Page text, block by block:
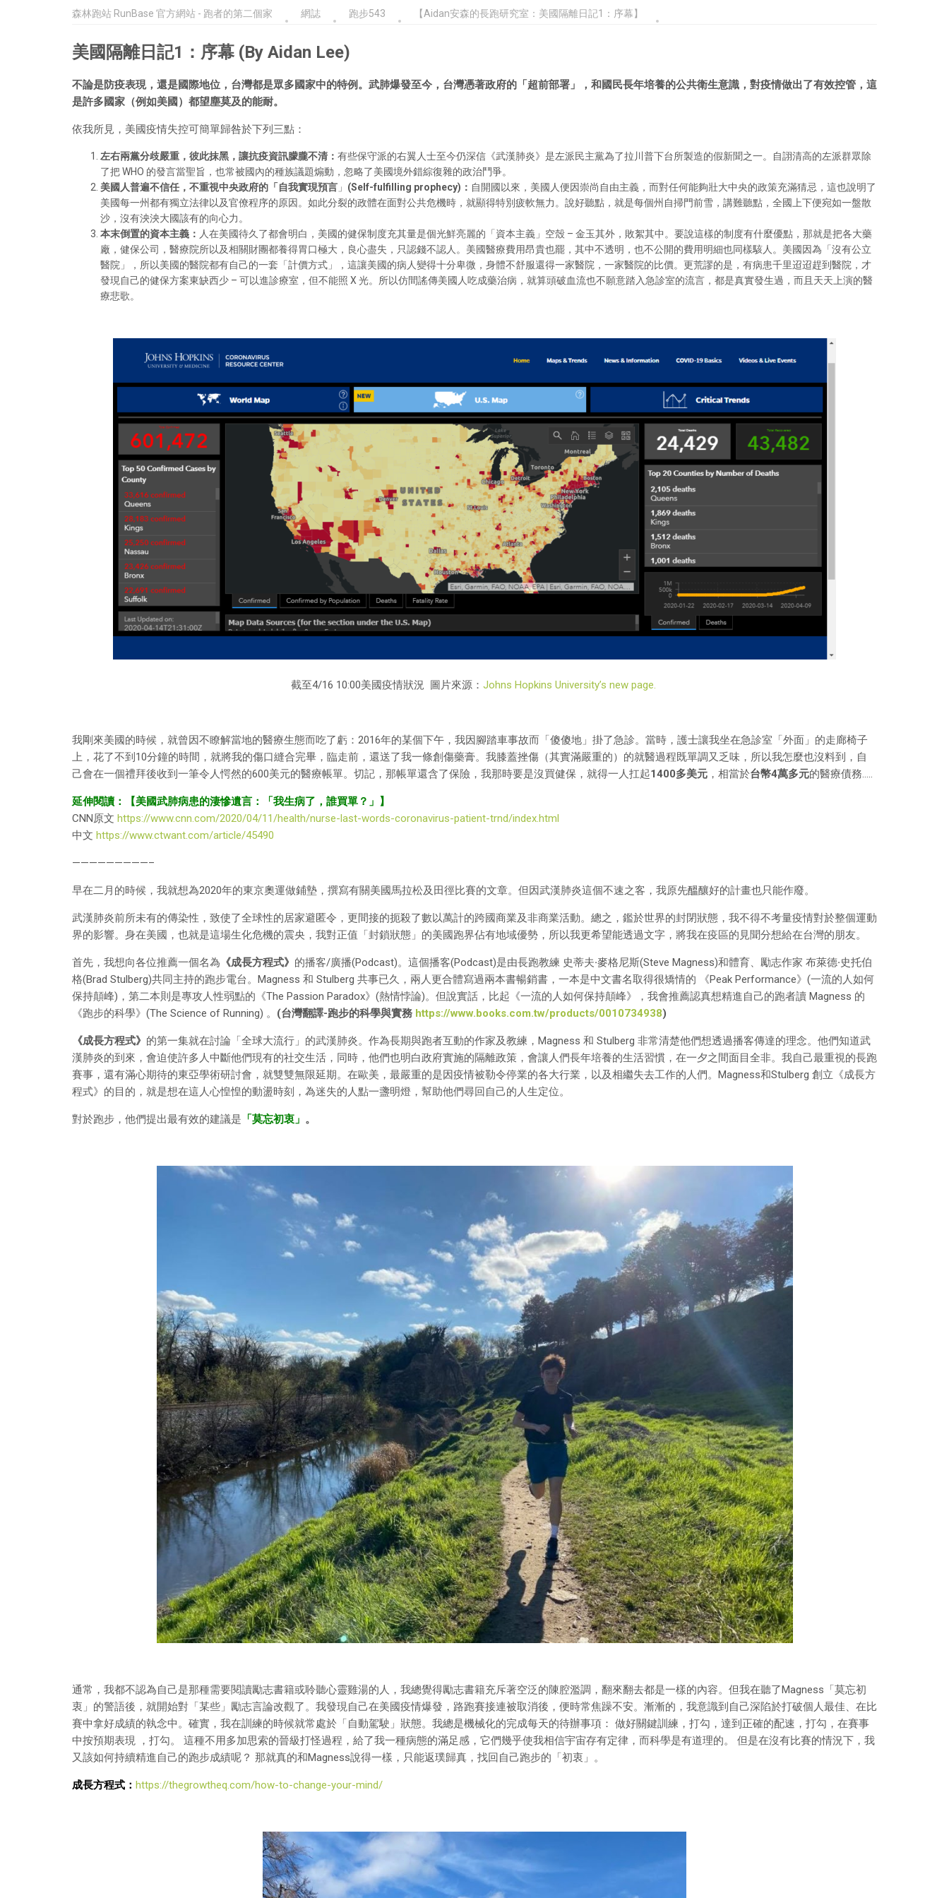
森林跑站 RunBase 官方網站 - 跑者的第二個家 網誌 跑步543 【Aidan安森的長跑研究室：美國隔離日記1：序幕】
美國隔離日記1：序幕 (By Aidan Lee)
不論是防疫表現，還是國際地位，台灣都是眾多國家中的特例。武肺爆發至今，台灣憑著政府的「超前部署」，和國民長年培養的公共衛生意識，對疫情做出了有效控管，這
是許多國家（例如美國）都望塵莫及的能耐。
依我所見，美國疫情失控可簡單歸咎於下列三點：
左右兩黨分歧嚴重，彼此抹黑，讓抗疫資訊朦朧不清： 有些保守派的右翼人士至今仍深信《武漢肺炎》是左派民主黨為了拉川普下台所製造的假新聞之一。自詡清高的左派群眾除
了把 WHO 的發言當聖旨，也常被國內的種族議題煽動，忽略了美國境外錯綜復雜的政治鬥爭。
美國人普遍不信任，不重視中央政府的「自我實現預言 」 (Self-fulfilling prophecy)： 自開國以來，美國人便因崇尚自由主義，而對任何能夠壯大中央的政策充滿猜忌，這也說明了
美國每一州都有獨立法律以及官僚程序的原因。如此分裂的政體在面對公共危機時，就顯得特別疲軟無力。說好聽點，就是每個州自掃門前雪，講難聽點，全國上下便宛如一盤散
沙，沒有泱泱大國該有的向心力。
本末倒置的資本主義： 人在美國待久了都會明白，美國的健保制度充其量是個光鮮亮麗的「資本主義」空殼 – 金玉其外，敗絮其中。要說這樣的制度有什麼優點，那就是把各大藥
廠，健保公司，醫療院所以及相關財團都養得胃口極大，良心盡失，只認錢不認人。美國醫療費用昂貴也罷，其中不透明，也不公開的費用明細也同樣駭人。美國因為「沒有公立
醫院」，所以美國的醫院都有自己的一套「計價方式」，這讓美國的病人變得十分卑微，身體不舒服還得一家醫院，一家醫院的比價。更荒謬的是，有病患千里迢迢趕到醫院，才
發現自己的健保方案東缺西少 – 可以進診療室，但不能照 X 光。所以仿間謠傳美國人吃成藥治病，就算頭破血流也不願意踏入急診室的流言，都是真實發生過，而且天天上演的醫
療悲歌。
截至4/16 10:00美國疫情狀況 圖片來源： Johns Hopkins University’s new page.
我剛來美國的時候，就曾因不瞭解當地的醫療生態而吃了虧：2016年的某個下午，我因腳踏車事故而「傻傻地」掛了急診。當時，護士讓我坐在急診室「外面」的走廊椅子
上，花了不到10分鐘的時間，就將我的傷口縫合完畢，臨走前，還送了我一條創傷藥膏。我膝蓋挫傷（其實滿嚴重的）的就醫過程既單調又乏味，所以我怎麼也沒料到，自
己會在一個禮拜後收到一筆令人愕然的600美元的醫療帳單。切記，那帳單還含了保險，我那時要是沒買健保，就得一人扛起1400多美元 ，相當於台幣4萬多元的醫療債務…..
延伸閱讀：【美國武肺病患的淒慘遺言：「我生病了，誰買單？」】
CNN原文 https://www.cnn.com/2020/04/11/health/nurse-last-words-coronavirus-patient-trnd/index.html
中文 https://www.ctwant.com/article/45490
—————————–
早在二月的時候，我就想為2020年的東京奧運做鋪墊，撰寫有關美國馬拉松及田徑比賽的文章。但因武漢肺炎這個不速之客，我原先醞釀好的計畫也只能作廢。
武漢肺炎前所未有的傳染性，致使了全球性的居家避匿令，更間接的扼殺了數以萬計的跨國商業及非商業活動。總之，鑑於世界的封閉狀態，我不得不考量疫情對於整個運動
界的影響。身在美國，也就是這場生化危機的震央，我對正值「封鎖狀態」的美國跑界佔有地域優勢，所以我更希望能透過文字，將我在疫區的見聞分想給在台灣的朋友。
首先，我想向各位推薦一個名為 《成長方程式》 的播客/廣播(Podcast)。這個播客(Podcast)是由長跑教練 史蒂夫·麥格尼斯(Steve Magness)和體育、勵志作家 布萊德·史托伯
格(Brad Stulberg)共同主持的跑步電台。Magness 和 Stulberg 共事已久，兩人更合體寫過兩本書暢銷書，一本是中文書名取得很矯情的 《Peak Performance》(一流的人如何
保持顛峰)，第二本則是專攻人性弱點的《The Passion Paradox》(熱情悖論)。但說實話，比起《一流的人如何保持顛峰》，我會推薦認真想精進自己的跑者讀 Magness 的
《跑步的科學》(The Science of Running) 。 (台灣翻譯-跑步的科學與實務 https://www.books.com.tw/products/0010734938)
《成長方程式》 的第一集就在討論「全球大流行」的武漢肺炎。作為長期與跑者互動的作家及教練，Magness 和 Stulberg 非常清楚他們想透過播客傳達的理念。他們知道武
漢肺炎的到來，會迫使許多人中斷他們現有的社交生活，同時，他們也明白政府實施的隔離政策，會讓人們長年培養的生活習慣，在一夕之間面目全非。我自己最重視的長跑
賽事，還有滿心期待的東亞學術研討會，就雙雙無限延期。在歐美，最嚴重的是因疫情被勒令停業的各大行業，以及相繼失去工作的人們。Magness和Stulberg 創立《成長方
程式》的目的，就是想在這人心惶惶的動盪時刻，為迷失的人點一盞明燈，幫助他們尋回自己的人生定位。
對於跑步，他們提出最有效的建議是 「莫忘初衷」 。
通常，我都不認為自己是那種需要閱讀勵志書籍或聆聽心靈雞湯的人，我總覺得勵志書籍充斥著空泛的陳腔濫調，翻來翻去都是一樣的內容。但我在聽了Magness「莫忘初
衷」的警語後，就開始對「某些」勵志言論改觀了。我發現自己在美國疫情爆發，路跑賽接連被取消後，便時常焦躁不安。漸漸的，我意識到自己深陷於打破個人最佳、在比
賽中拿好成績的執念中。確實，我在訓練的時候就常處於「自動駕駛」狀態。我總是機械化的完成每天的待辦事項： 做好關鍵訓練，打勾，達到正確的配速，打勾，在賽事
中按預期表現 ，打勾。 這種不用多加思索的晉級打怪過程，給了我一種病態的滿足感，它們幾乎使我相信宇宙存有定律，而科學是有道理的。 但是在沒有比賽的情況下，我
又該如何持續精進自己的跑步成績呢？ 那就真的和Magness說得一樣，只能返璞歸真，找回自己跑步的「初衷」。
成長方程式： https://thegrowtheq.com/how-to-change-your-mind/